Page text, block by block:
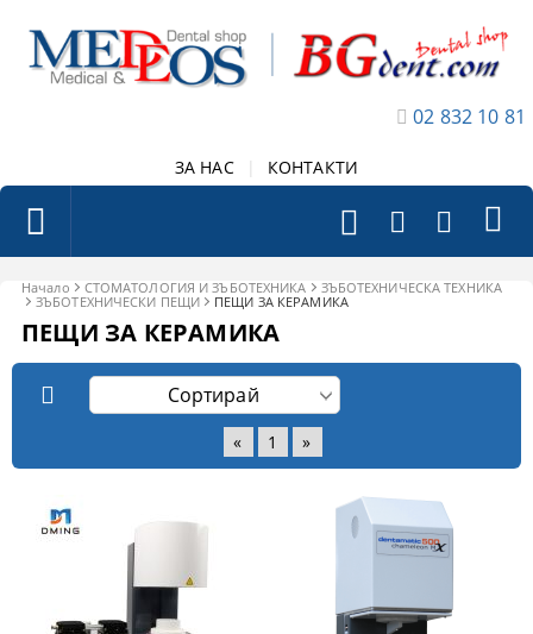
02 832 10 81
ЗА НАС КОНТАКТИ
Начало СТОМАТОЛОГИЯ И ЗЪБОТЕХНИКА
ЗЪБОТЕХНИЧЕСКА ТЕХНИКА
ЗЪБОТЕХНИЧЕСКИ ПЕЩИ
ПЕЩИ ЗА КЕРАМИКА
ПЕЩИ ЗА КЕРАМИКА
« 1 »